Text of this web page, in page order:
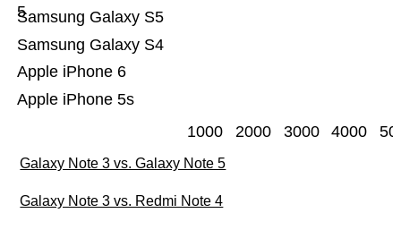
Apple iPhone 5s
Apple iPhone 6
Samsung Galaxy S4
Samsung Galaxy S5
5
1000 2000 3000 4000
Galaxy Note 3 vs. Galaxy Note 5
Galaxy Note 3 vs. Redmi Note 4